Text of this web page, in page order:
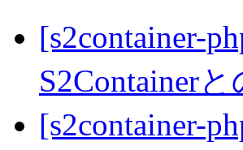
[s2container-
S2Container
[s2container-